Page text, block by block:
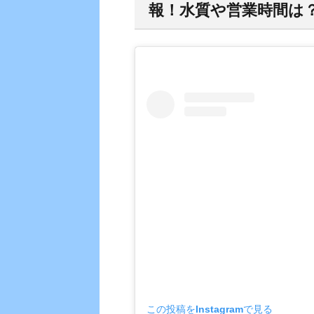
報！水質や営業時間は
この投稿をInstagramで見る